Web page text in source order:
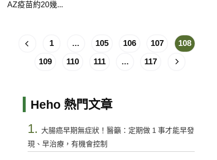
AZ疫苗約20幾...
1 ... 105 106 107
108
109
110 111 ... 117
Heho 熱門文章
1. 大腸癌早期無症狀！醫籲：定期做 1 事才能早發
現、早治療，有機會控制